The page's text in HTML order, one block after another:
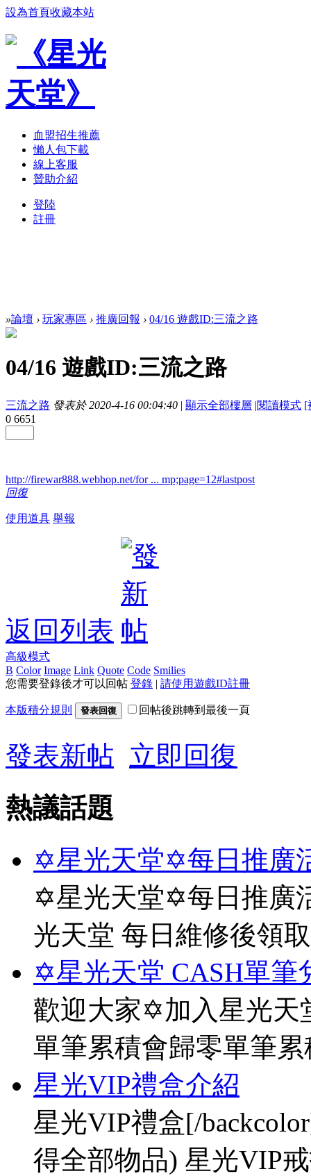
設為首頁收藏本站
血盟招生推薦
懶人包下載
線上客服
贊助介紹
登陸
註冊
»論壇 › 玩家專區 › 推廣回報 › 04/16 遊戲ID:三流之路
04/16 遊戲ID:三流之路
三流之路 發表於 2020-4-16 00:04:40 | 顯示全部樓層 |閱讀模式 [
0 6651
http://firewar888.webhop.net/for ... mp;page=12#lastpost
回復
使用道具 舉報
返回列表
高級模式
B Color Image Link Quote Code Smilies
您需要登錄後才可以回帖 登錄 | 請使用遊戲ID註冊
本版積分規則 發表回復 回帖後跳轉到最後一頁
發表新帖 立即回復
熱議話題
✡星光天堂✡每日推廣
✡星光天堂✡每日推廣
光天堂 每日維修後領
✡星光天堂 CASH單筆
歡迎大家✡加入星光天
單筆累積會歸零單筆
星光VIP禮盒介紹
星光VIP禮盒[/
得全部物品) 星光VIP